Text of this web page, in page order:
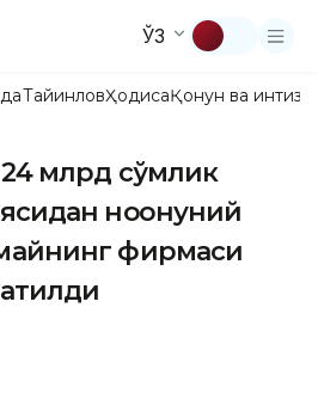
ЎЗ
ТайинловҲодисаҚонун ва
млрд сўмлик
ноқонуний
фирмаси